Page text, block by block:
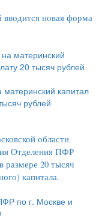
вводится новая форма
капитал
рублей
области
Отделения ПФР
размере 20 тысяч
капитала.